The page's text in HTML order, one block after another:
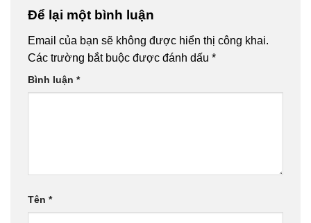
Để lại một bình luận
Email của bạn sẽ không được hiển thị công khai.
Các trường bắt buộc được đánh dấu *
Bình luận *
Tên *